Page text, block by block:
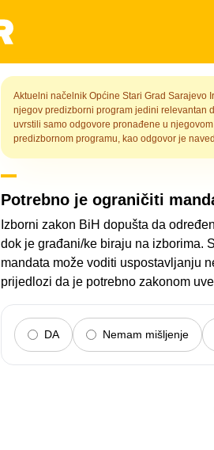
Aktuelni načelnik Općine Stari Grad Sarajevo
njegov predizborni program jedini relevantan
uvrstili samo odgovore pronađene u
predizbornom programu, kao odgovor je
Potrebno je ograničiti
Izborni zakon BiH dopušta da
dok je građani/ke biraju na izborima.
mandata može voditi uspostavljanju
prijedlozi da je potrebno zakonom
DA Nemam mišljenje